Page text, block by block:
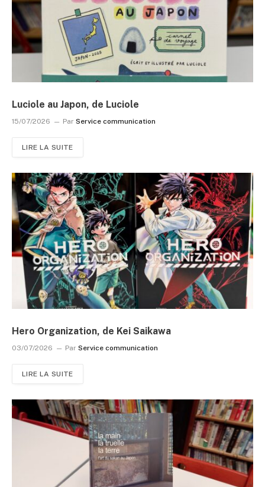
Luciole au Japon, de Luciole
15/07/2026 Par Service communication
LIRE LA SUITE
Hero Organization, de Kei Saikawa
03/07/2026 Par Service communication
LIRE LA SUITE